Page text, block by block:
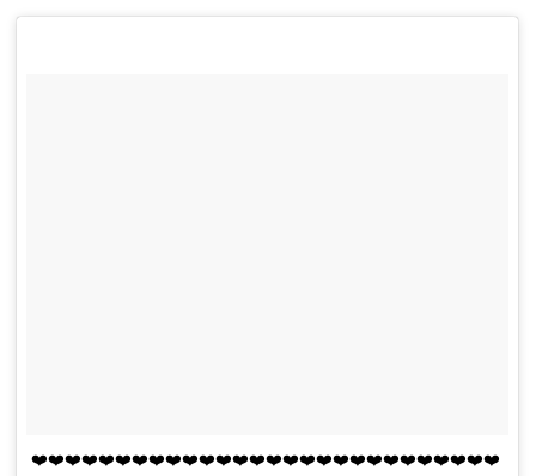
❤️❤️❤️❤️❤️❤️❤️❤️❤️❤️❤️❤️❤️❤️❤️❤️❤️❤️❤️❤️❤️❤️❤️❤️❤️❤️❤️❤️